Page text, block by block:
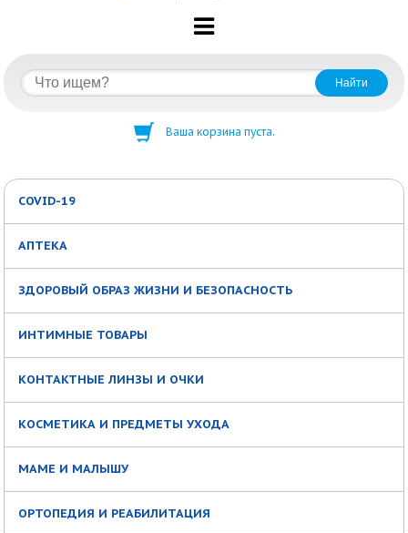
Ваша корзина пуста.
COVID-19
АПТЕКА
ЗДОРОВЫЙ ОБРАЗ ЖИЗНИ И БЕЗОПАСНОСТЬ
ИНТИМНЫЕ ТОВАРЫ
КОНТАКТНЫЕ ЛИНЗЫ И ОЧКИ
КОСМЕТИКА И ПРЕДМЕТЫ УХОДА
МАМЕ И МАЛЫШУ
ОРТОПЕДИЯ И РЕАБИЛИТАЦИЯ